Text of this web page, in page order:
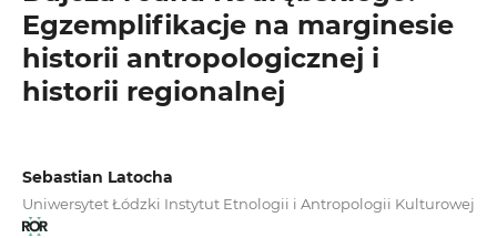
Egzemplifikacje na marginesie
historii antropologicznej i
historii regionalnej
Sebastian Latocha
Uniwersytet Łódzki Instytut Etnologii i Antropologii Kulturowej